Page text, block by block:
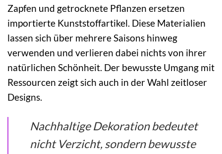
Zapfen und getrocknete Pflanzen ersetzen
importierte Kunststoffartikel. Diese Materialien
lassen sich über mehrere Saisons hinweg
verwenden und verlieren dabei nichts von ihrer
natürlichen Schönheit. Der bewusste Umgang mit
Ressourcen zeigt sich auch in der Wahl zeitloser
Designs.
Nachhaltige Dekoration bedeutet
nicht Verzicht, sondern bewusste